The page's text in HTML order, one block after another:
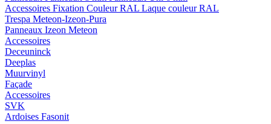
Accessoires Fixation Couleur RAL Laque couleur RAL
Trespa Meteon-Izeon-Pura
Panneaux Izeon Meteon
Accessoires
Deceuninck
Deeplas
Muurvinyl
Façade
Accessoires
SVK
Ardoises Fasonit